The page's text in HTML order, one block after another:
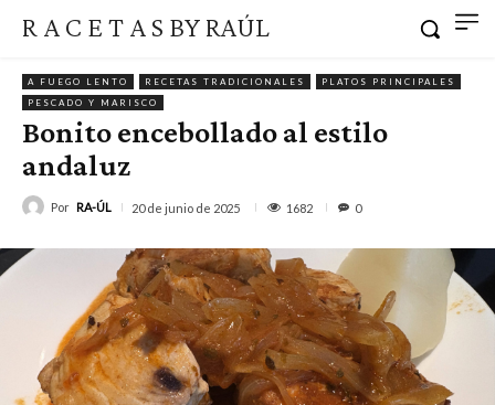
R A C E T A S BY RAÚL
A FUEGO LENTO RECETAS TRADICIONALES
PLATOS PRINCIPALES
PESCADO Y MARISCO
Bonito encebollado al estilo
andaluz
Por RA-ÚL 20 de junio de 2025 1682 0